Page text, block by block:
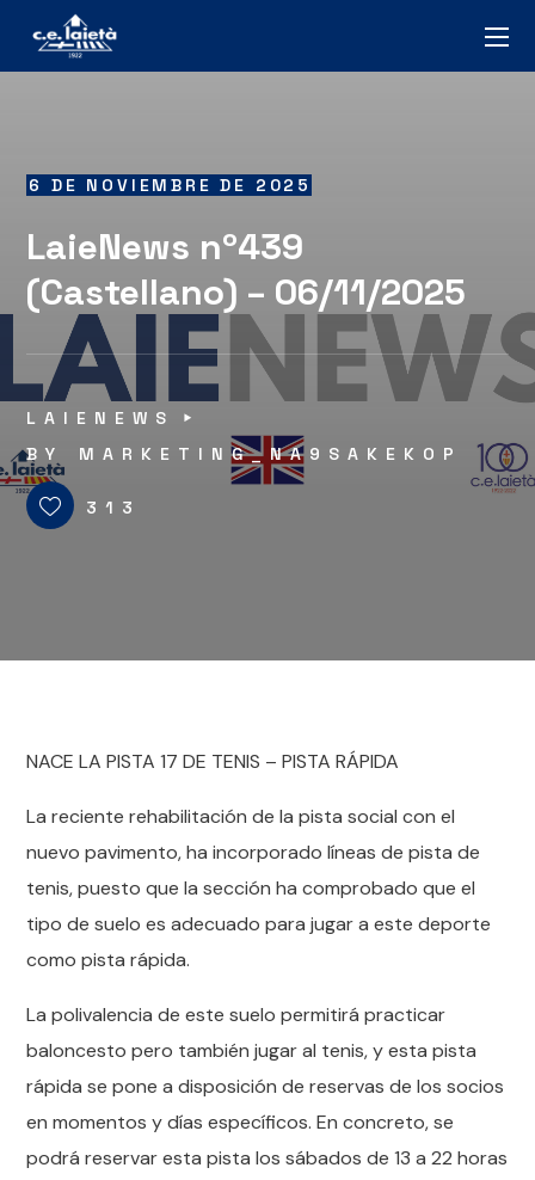
6 DE NOVIEMBRE DE 2025
LaieNews nº439
(Castellano) – 06/11/2025
LAIENEWS
BY
MARKETING_NA9SAKEKOP
313
NACE LA PISTA 17 DE TENIS – PISTA RÁPIDA
La reciente rehabilitación de la pista social con el
nuevo pavimento, ha incorporado líneas de pista de
tenis, puesto que la sección ha comprobado que el
tipo de suelo es adecuado para jugar a este deporte
como pista rápida.
La polivalencia de este suelo permitirá practicar
baloncesto pero también jugar al tenis, y esta pista
rápida se pone a disposición de reservas de los socios
en momentos y días específicos. En concreto, se
podrá reservar esta pista los sábados de 13 a 22 horas